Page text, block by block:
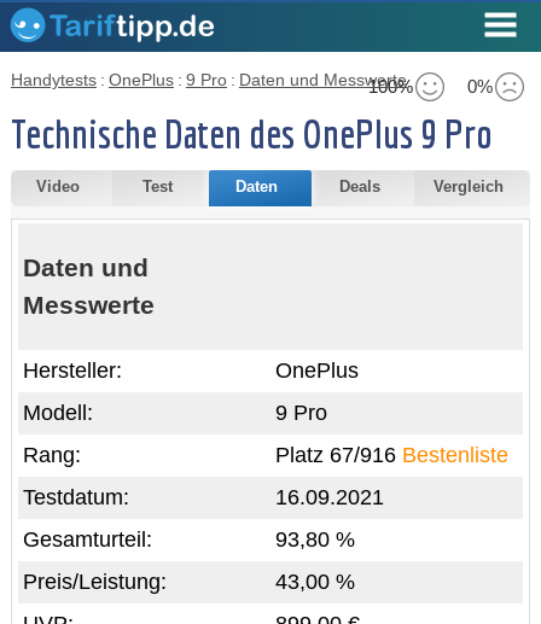
100% 0%
Handytests : OnePlus : 9 Pro : Daten und Messwerte
Technische Daten des OnePlus 9 Pro
Video Test Daten Deals Vergleich
Daten und
Messwerte
OnePlus
Hersteller:
9 Pro
Modell:
Platz 67/916 Bestenliste
Rang:
16.09.2021
Testdatum:
93,80 %
Gesamturteil:
43,00 %
Preis/Leistung: